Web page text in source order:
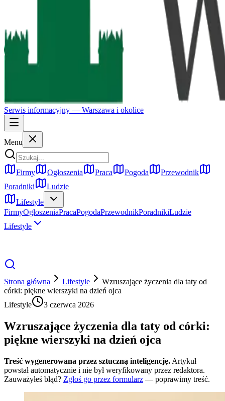
Serwis informacyjny — Warszawa i okolice
Menu
Firmy Ogłoszenia Praca Pogoda
Przewodnik
Poradniki
Ludzie
Lifestyle
FirmyOgłoszeniaPracaPogodaPrzewodnikPoradnikiLudzie
Lifestyle
Strona główna Lifestyle
Wzruszające życzenia dla taty od
córki: piękne wierszyki na dzień ojca
Lifestyle
3 czerwca 2026
Wzruszające życzenia dla taty od córki:
piękne wierszyki na dzień ojca
Treść wygenerowana przez sztuczną inteligencję. Artykuł
powstał automatycznie i nie był weryfikowany przez redaktora.
Zauważyłeś błąd? Zgłoś go przez formularz — poprawimy treść.